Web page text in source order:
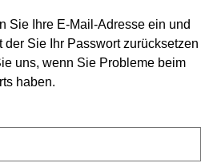
Sie Ihre E-Mail-Adresse ein und
Sie Ihr Passwort zurücksetzen
uns, wenn Sie Probleme beim
haben.